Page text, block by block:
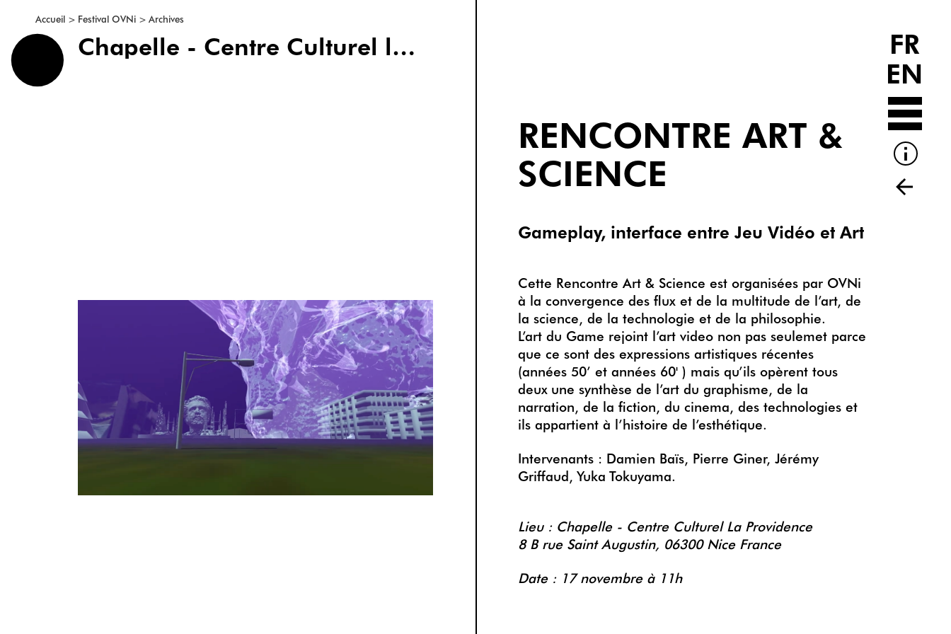
Accueil > Festival OVNi > Archives
Chapelle - Centre Culturel la Providence
FR
EN
RENCONTRE ART &
SCIENCE
Gameplay, interface entre Jeu Vidéo et Art
Cette Rencontre Art & Science est organisées par OVNi
à la convergence des flux et de la multitude de l’art, de
la science, de la technologie et de la philosophie.
L’art du Game rejoint l’art video non pas seulemet parce
que ce sont des expressions artistiques récentes
(années 50’ et années 60' ) mais qu’ils opèrent tous
deux une synthèse de l’art du graphisme, de la
narration, de la fiction, du cinema, des technologies et
ils appartient à l’histoire de l’esthétique.
Intervenants : Damien Baïs, Pierre Giner, Jérémy
Griffaud, Yuka Tokuyama.
Lieu : Chapelle - Centre Culturel La Providence
8 B rue Saint Augustin, 06300 Nice France
Date : 17 novembre à 11h